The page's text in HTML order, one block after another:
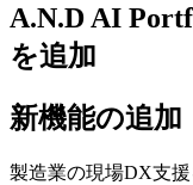
A.N.D AI
を追加
新機能の追加
製造業の現場DX支